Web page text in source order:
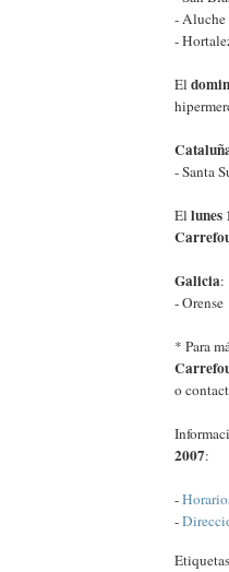
- Aluche
-
El
- Santa
El lunes
Galicia:
- Orense
* Para
o
2007:
-
-